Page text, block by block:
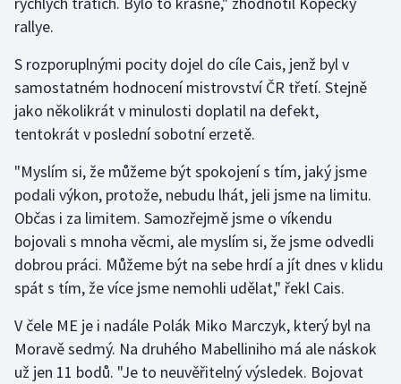
Triatlon
Veslování
Vodní slalom
Volejbal
Ostatní
rallye.
S rozporuplnými pocity dojel do cíle Cais, jenž byl v
samostatném hodnocení mistrovství ČR třetí. Stejně
jako několikrát v minulosti doplatil na defekt,
tentokrát v poslední sobotní erzetě.
"Myslím si, že můžeme být spokojení s tím, jaký jsme
podali výkon, protože, nebudu lhát, jeli jsme na limitu.
Občas i za limitem. Samozřejmě jsme o víkendu
bojovali s mnoha věcmi, ale myslím si, že jsme odvedli
dobrou práci. Můžeme být na sebe hrdí a jít dnes v klidu
spát s tím, že více jsme nemohli udělat," řekl Cais.
V čele ME je i nadále Polák Miko Marczyk, který byl na
Moravě sedmý. Na druhého Mabelliniho má ale náskok
už jen 11 bodů. "Je to neuvěřitelný výsledek. Bojovat